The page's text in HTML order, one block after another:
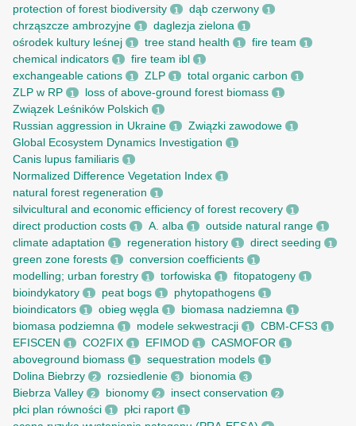
protection of forest biodiversity 1 dąb czerwony 1
chrząszcze ambrozyjne 1 daglezja zielona 1
ośrodek kultury leśnej 1 tree stand health 1 fire team 1
chemical indicators 1 fire team ibl 1
exchangeable cations 1 ZLP 1 total organic carbon 1
ZLP w RP 1 loss of above-ground forest biomass 1
Związek Leśników Polskich 1
Russian aggression in Ukraine 1 Związki zawodowe 1
Global Ecosystem Dynamics Investigation 1
Canis lupus familiaris 1
Normalized Difference Vegetation Index 1
natural forest regeneration 1
silvicultural and economic efficiency of forest recovery 1
direct production costs 1 A. alba 1 outside natural range 1
climate adaptation 1 regeneration history 1 direct seeding 1
green zone forests 1 conversion coefficients 1
modelling; urban forestry 1 torfowiska 1 fitopatogeny 1
bioindykatory 1 peat bogs 1 phytopathogens 1
bioindicators 1 obieg węgla 1 biomasa nadziemna 1
biomasa podziemna 1 modele sekwestracji 1 CBM-CFS3 1
EFISCEN 1 CO2FIX 1 EFIMOD 1 CASMOFOR 1
aboveground biomass 1 sequestration models 1
Dolina Biebrzy 2 rozsiedlenie 3 bionomia 3
Biebrza Valley 2 bionomy 2 insect conservation 2
płci plan równości 1 płci raport 1